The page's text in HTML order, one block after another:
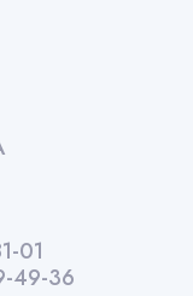
01
49-36